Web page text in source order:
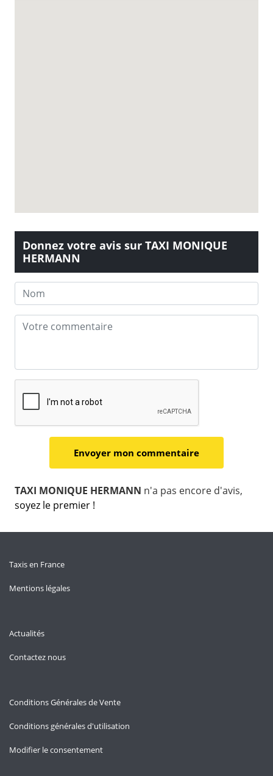
Donnez votre avis sur TAXI MONIQUE
HERMANN
TAXI MONIQUE HERMANN n'a pas encore d'avis,
soyez le premier !
Taxis en France
Mentions légales
Actualités
Contactez nous
Conditions Générales de Vente
Conditions générales d'utilisation
Modifier le consentement